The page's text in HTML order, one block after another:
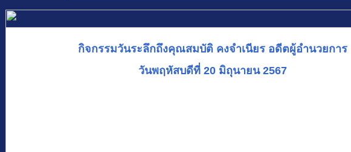
กิจกรรมวันระลึกถึงคุณสมบัติ คงจำเนียร อดีตผู้อำนวยการ
วันพฤหัสบดีที่ 20 มิถุนายน 2567